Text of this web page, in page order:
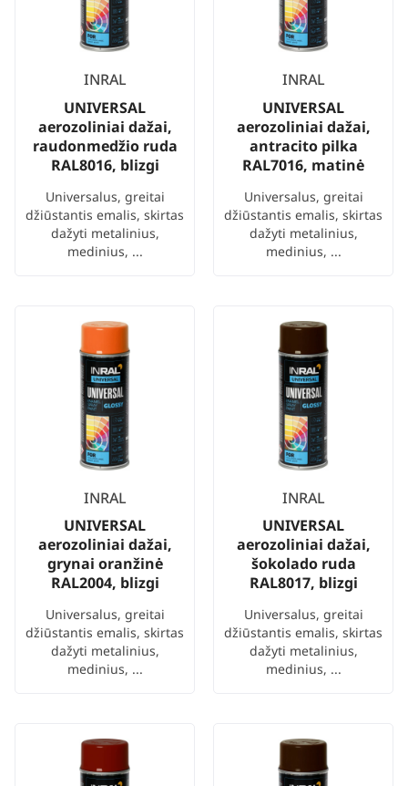
INRAL
UNIVERSAL
aerozoliniai dažai,
raudonmedžio ruda
RAL8016, blizgi
Universalus, greitai
džiūstantis emalis, skirtas
dažyti metalinius,
medinius, ...
INRAL
UNIVERSAL
aerozoliniai dažai,
antracito pilka
RAL7016, matinė
Universalus, greitai
džiūstantis emalis, skirtas
dažyti metalinius,
medinius, ...
INRAL
UNIVERSAL
aerozoliniai dažai,
grynai oranžinė
RAL2004, blizgi
Universalus, greitai
džiūstantis emalis, skirtas
dažyti metalinius,
medinius, ...
INRAL
UNIVERSAL
aerozoliniai dažai,
šokolado ruda
RAL8017, blizgi
Universalus, greitai
džiūstantis emalis, skirtas
dažyti metalinius,
medinius, ...